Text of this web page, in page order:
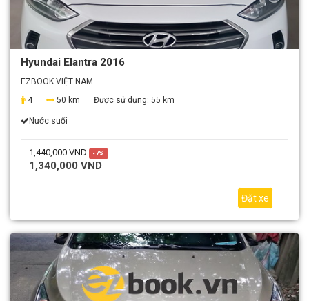
Hyundai Elantra 2016
EZBOOK VIỆT NAM
4
50 km Được sử dụng: 55 km
Nước suối
1,440,000 VND -7%
1,340,000 VND
Đặt xe